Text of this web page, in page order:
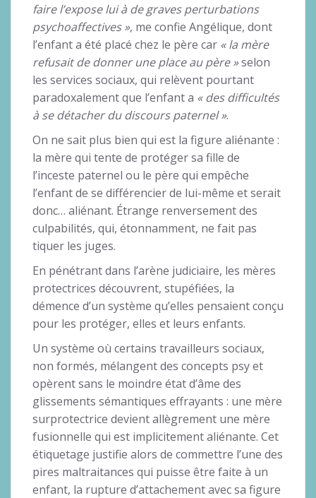
faire l’expose lui à de graves perturbations
psychoaffectives », me confie Angélique, dont
l’enfant a été placé chez le père car « la mère
refusait de donner une place au père »selon
les services sociaux, qui relèvent pourtant
paradoxalement que l’enfant a « des difficultés
à se détacher du discours paternel ».
On ne sait plus bien qui est la figure aliénante :
la mère qui tente de protéger sa fille de
l’inceste paternel ou le père qui empêche
l’enfant de se différencier de lui-même et serait
donc… aliénant. Étrange renversement des
culpabilités, qui, étonnamment, ne fait pas
tiquer les juges.
En pénétrant dans l’arène judiciaire, les mères
protectrices découvrent, stupéfiées, la
démence d’un système qu’elles pensaient conçu
pour les protéger, elles et leurs enfants.
Un système où certains travailleurs sociaux,
non formés, mélangent des concepts psy et
opèrent sans le moindre état d’âme des
glissements sémantiques effrayants : une mère
surprotectrice devient allègrement une mère
fusionnelle qui est implicitement aliénante. Cet
étiquetage justifie alors de commettre l’une des
pires maltraitances qui puisse être faite à un
enfant, la rupture d’attachement avec sa figure